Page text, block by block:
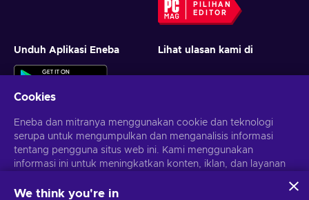
PILIHAN
EDITOR
Unduh Aplikasi Eneba Lihat ulasan kami di
Dapatkan penawaran game yang dipersonalisasi
Cookies
Eneba dan mitranya menggunakan cookie dan teknologi
serupa untuk mengumpulkan dan menganalisis informasi
tentang pengguna situs web ini. Kami menggunakan
informasi ini untuk meningkatkan konten, iklan, dan layanan
personalisasi iklan.
We think you're in